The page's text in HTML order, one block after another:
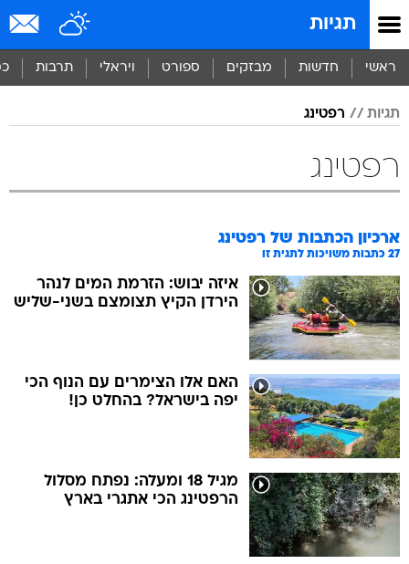
תגיות
ראשי חדשות מבזקים ספורט ויראלי תרבות
תגיות רפטינג
רפטינג
ארכיון הכתבות של רפטינג
27 כתבות משויכות לתגית זו
איזה יבוש: הזרמת המים לנהר
הירדן הקיץ תצומצם בשני-שליש
האם אלו הצימרים עם הנוף הכי
יפה בישראל? בהחלט כן!
מגיל 18 ומעלה: נפתח מסלול
הרפטינג הכי אתגרי בארץ